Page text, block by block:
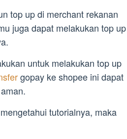
top up di merchant rekanan
juga dapat melakukan top up
untuk melakukan top up
gopay ke shopee ini dapat
mengetahui tutorialnya, maka